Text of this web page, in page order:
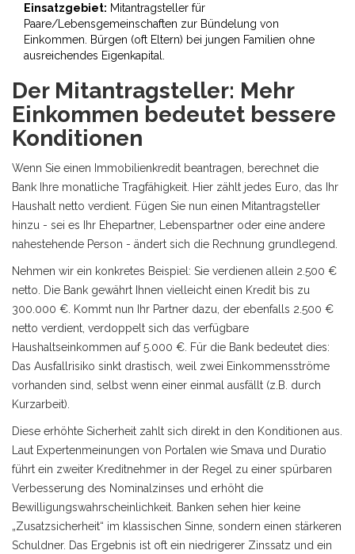
Einsatzgebiet: Mitantragsteller für
Paare/Lebensgemeinschaften zur Bündelung von
Einkommen. Bürgen (oft Eltern) bei jungen Familien ohne
ausreichendes Eigenkapital.
Der Mitantragsteller: Mehr
Einkommen bedeutet bessere
Konditionen
Wenn Sie einen Immobilienkredit beantragen, berechnet die
Bank Ihre monatliche Tragfähigkeit. Hier zählt jedes Euro, das Ihr
Haushalt netto verdient. Fügen Sie nun einen Mitantragsteller
hinzu - sei es Ihr Ehepartner, Lebenspartner oder eine andere
nahestehende Person - ändert sich die Rechnung grundlegend.
Nehmen wir ein konkretes Beispiel: Sie verdienen allein 2.500 €
netto. Die Bank gewährt Ihnen vielleicht einen Kredit bis zu
300.000 €. Kommt nun Ihr Partner dazu, der ebenfalls 2.500 €
netto verdient, verdoppelt sich das verfügbare
Haushaltseinkommen auf 5.000 €. Für die Bank bedeutet dies:
Das Ausfallrisiko sinkt drastisch, weil zwei Einkommensströme
vorhanden sind, selbst wenn einer einmal ausfällt (z.B. durch
Kurzarbeit).
Diese erhöhte Sicherheit zahlt sich direkt in den Konditionen aus.
Laut Expertenmeinungen von Portalen wie Smava und Duratio
führt ein zweiter Kreditnehmer in der Regel zu einer spürbaren
Verbesserung des Nominalzinses und erhöht die
Bewilligungswahrscheinlichkeit. Banken sehen hier keine
„Zusatzsicherheit“ im klassischen Sinne, sondern einen stärkeren
Schuldner. Das Ergebnis ist oft ein niedrigerer Zinssatz und ein